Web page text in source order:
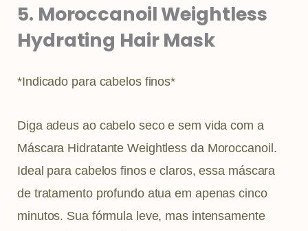
5. Moroccanoil Weightless
Hydrating Hair Mask
*Indicado para cabelos finos*
Diga adeus ao cabelo seco e sem vida com a
Máscara Hidratante Weightless da Moroccanoil.
Ideal para cabelos finos e claros, essa máscara
de tratamento profundo atua em apenas cinco
minutos. Sua fórmula leve, mas intensamente